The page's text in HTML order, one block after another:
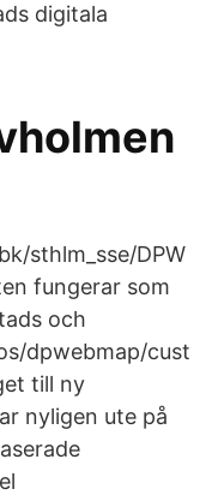
digitala
sthlm_sse/DPW
fungerar som
och
dpwebmap/cust
till ny
nyligen ute på